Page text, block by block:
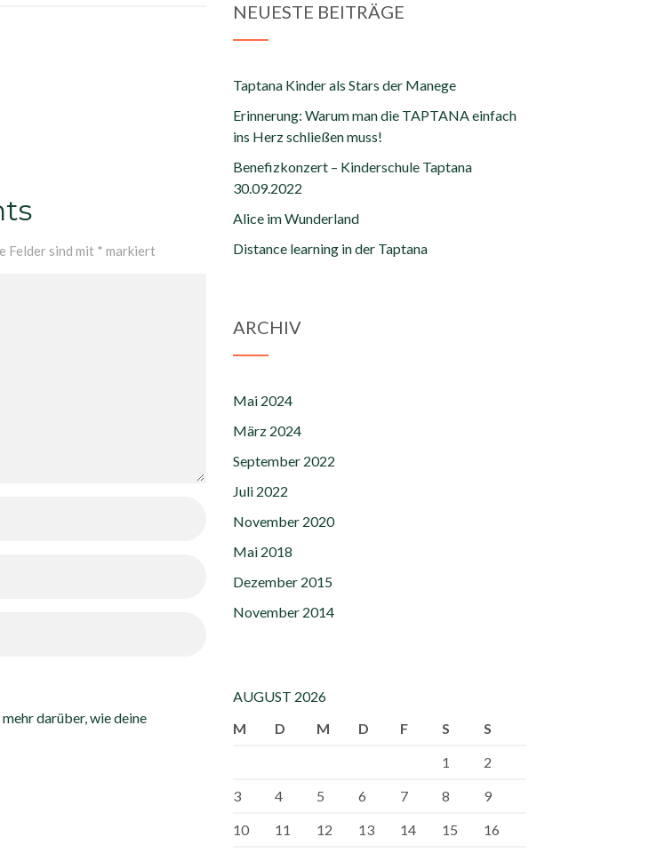
Felder sind mit * markiert
darüber, wie deine
NEUESTE BEITRÄGE
Taptana Kinder als Stars der Manege
Erinnerung: Warum man die TAPTANA einfach
ins Herz schließen muss!
Benefizkonzert – Kinderschule Taptana
30.09.2022
Alice im Wunderland
Distance learning in der Taptana
ARCHIV
Mai 2024
März 2024
September 2022
Juli 2022
November 2020
Mai 2018
Dezember 2015
November 2014
AUGUST 2026
M
D M D F S
S
1
2
3
4 5 6 7 8
9
10
11 12 13 14 15
16